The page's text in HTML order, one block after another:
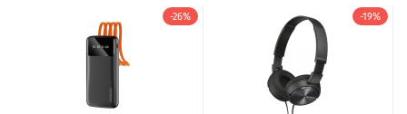
-26% -19%